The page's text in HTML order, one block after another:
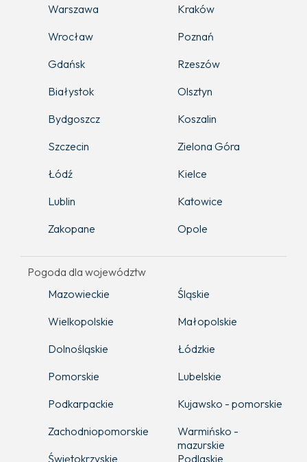
Warszawa
Kraków
Wrocław
Poznań
Gdańsk
Rzeszów
Białystok
Olsztyn
Bydgoszcz
Koszalin
Szczecin
Zielona Góra
Łódź
Kielce
Lublin
Katowice
Zakopane
Opole
Pogoda dla województw
Mazowieckie
Śląskie
Wielkopolskie
Małopolskie
Dolnośląskie
Łódzkie
Pomorskie
Lubelskie
Podkarpackie
Kujawsko - pomorskie
Zachodniopomorskie
Warmińsko -
mazurskie
Świętokrzyskie
Podlaskie